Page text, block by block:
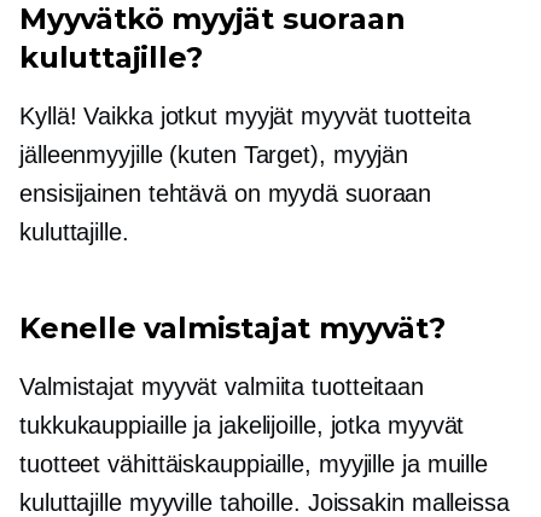
Myyvätkö myyjät suoraan
kuluttajille?
Kyllä! Vaikka jotkut myyjät myyvät tuotteita
jälleenmyyjille (kuten Target), myyjän
ensisijainen tehtävä on myydä suoraan
kuluttajille.
Kenelle valmistajat myyvät?
Valmistajat myyvät valmiita tuotteitaan
tukkukauppiaille ja jakelijoille, jotka myyvät
tuotteet vähittäiskauppiaille, myyjille ja muille
kuluttajille myyville tahoille. Joissakin malleissa